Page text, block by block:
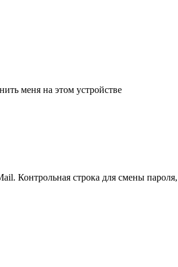
меня на этом устройстве
Контрольная строка для смены